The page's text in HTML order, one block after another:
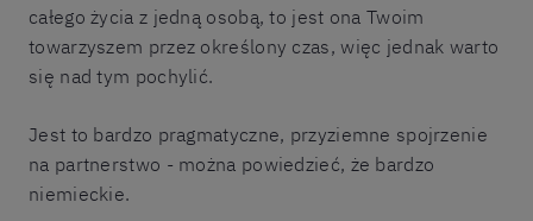
całego życia z jedną osobą, to jest ona Twoim
towarzyszem przez określony czas, więc jednak warto
się nad tym pochylić.
Jest to bardzo pragmatyczne, przyziemne spojrzenie
na partnerstwo - można powiedzieć, że bardzo
niemieckie.